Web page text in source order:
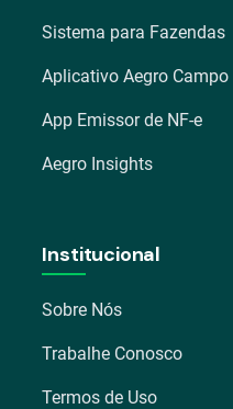
Sistema para Fazendas
Aplicativo Aegro Campo
App Emissor de NF-e
Aegro Insights
Institucional
Sobre Nós
Trabalhe Conosco
Termos de Uso